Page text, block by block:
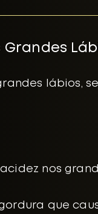
lábios,
nos
que